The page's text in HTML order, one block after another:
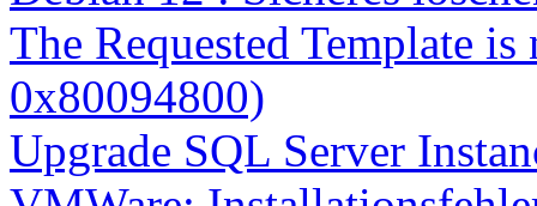
The Requested Template
0x80094800)
Upgrade SQL Server